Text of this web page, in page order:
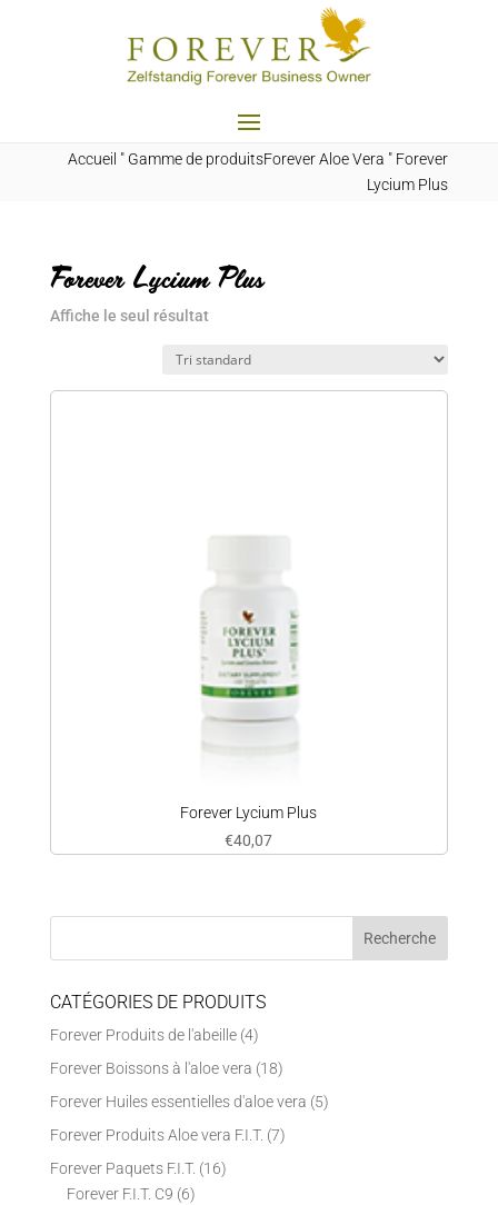
Accueil " Gamme de produitsForever Aloe Vera " Forever
Lycium Plus
Forever Lycium Plus
Affiche le seul résultat
Forever Lycium Plus
€40,07
CATÉGORIES DE PRODUITS
Forever Produits de l'abeille (4)
Forever Boissons à l'aloe vera (18)
Forever Huiles essentielles d'aloe vera (5)
Forever Produits Aloe vera F.I.T. (7)
Forever Paquets F.I.T. (16)
Forever F.I.T. C9 (6)